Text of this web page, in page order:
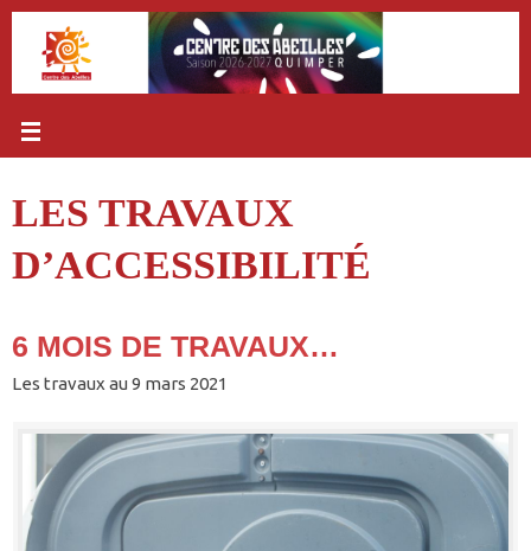
Passer
contenu
LES TRAVAUX
D’ACCESSIBILITÉ
6 MOIS DE TRAVAUX…
Les travaux au 9 mars 2021